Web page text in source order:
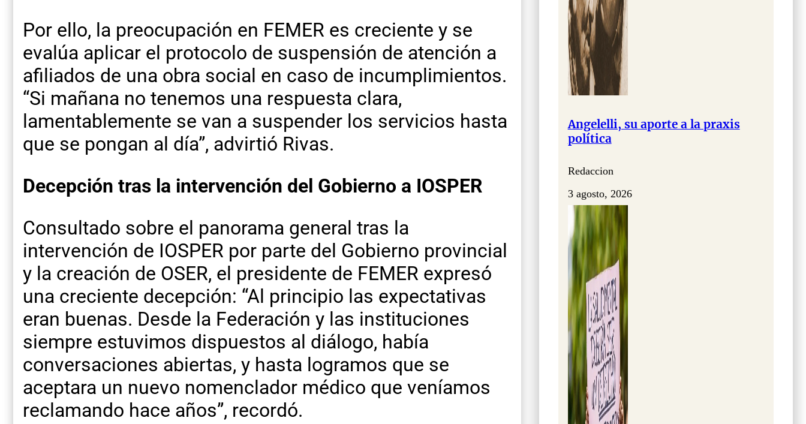
Por ello, la preocupación en FEMER es creciente y se
evalúa aplicar el protocolo de suspensión de atención a
afiliados de una obra social en caso de incumplimientos.
“Si mañana no tenemos una respuesta clara,
lamentablemente se van a suspender los servicios hasta
que se pongan al día”, advirtió Rivas.
Decepción tras la intervención del Gobierno a IOSPER
Consultado sobre el panorama general tras la
intervención de IOSPER por parte del Gobierno provincial
y la creación de OSER, el presidente de FEMER expresó
una creciente decepción: “Al principio las expectativas
eran buenas. Desde la Federación y las instituciones
siempre estuvimos dispuestos al diálogo, había
conversaciones abiertas, y hasta logramos que se
aceptara un nuevo nomenclador médico que veníamos
reclamando hace años”, recordó.
Angelelli, su aporte a la praxis
política
Redaccion
3 agosto, 2026